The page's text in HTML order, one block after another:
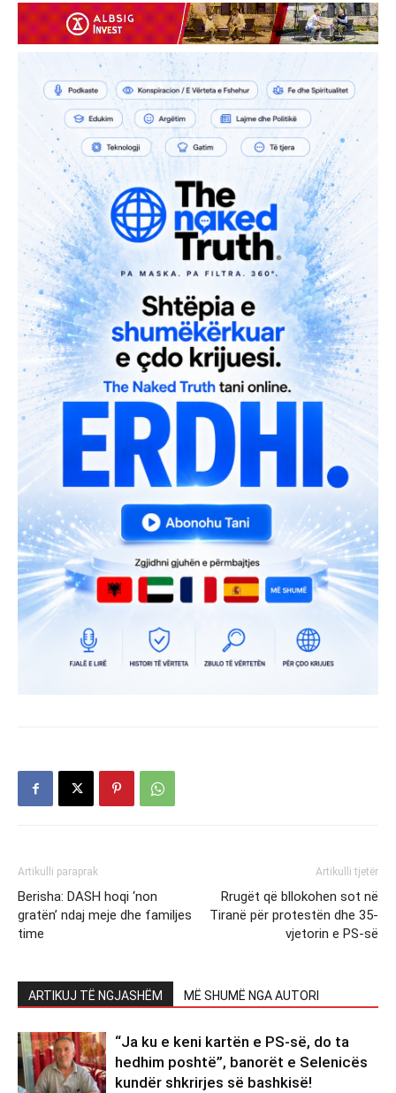
Artikulli paraprak
Berisha: DASH hoqi ‘non
gratën’ ndaj meje dhe familjes
time
Artikulli tjetër
Rrugët që bllokohen sot në
Tiranë për protestën dhe 35-
vjetorin e PS-së
ARTIKUJ TË NGJASHËM MË SHUMË NGA AUTORI
“Ja ku e keni kartën e PS-së, do ta
hedhim poshtë”, banorët e Selenicës
kundër shkrirjes së bashkisë!